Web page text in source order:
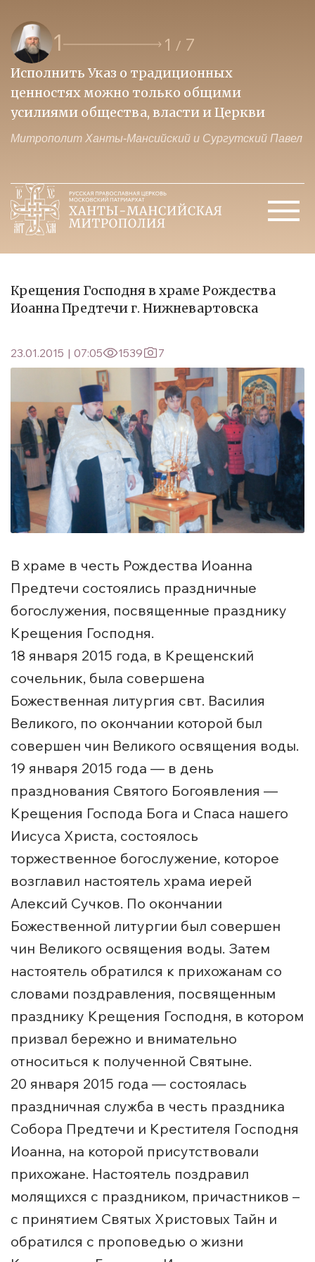
1 1 / 7
Исполнить Указ о традиционных
ценностях можно только общими
усилиями общества, власти и Церкви
Митрополит Ханты-Мансийский и Сургутский Павел
Крещения Господня в храме Рождества
Иоанна Предтечи г. Нижневартовска
23.01.2015 | 07:05 1539 7
В храме в честь Рождества Иоанна
Предтечи состоялись праздничные
богослужения, посвященные празднику
Крещения Господня.
18 января 2015 года, в Крещенский
сочельник, была совершена
Божественная литургия свт. Василия
Великого, по окончании которой был
совершен чин Великого освящения воды.
19 января 2015 года — в день
празднования Святого Богоявления —
Крещения Господа Бога и Спаса нашего
Иисуса Христа, состоялось
торжественное богослужение, которое
возглавил настоятель храма иерей
Алексий Сучков. По окончании
Божественной литургии был совершен
чин Великого освящения воды. Затем
настоятель обратился к прихожанам со
словами поздравления, посвященным
празднику Крещения Господня, в котором
призвал бережно и внимательно
относиться к полученной Святыне.
20 января 2015 года — состоялась
праздничная служба в честь праздника
Собора Предтечи и Крестителя Господня
Иоанна, на которой присутствовали
прихожане. Настоятель поздравил
молящихся с праздником, причастников –
с принятием Святых Христовых Тайн и
обратился с проповедью о жизни